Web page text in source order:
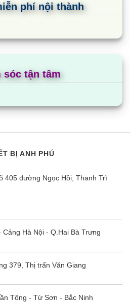
phí nội thành
sóc tận tâm
BỊ ANH PHÚ
405 đường Ngọc Hồi, Thanh Trì
Cảng Hà Nội - Q.Hai Bà Trưng
379, Thị trấn Văn Giang
Tông - Từ Sơn - Bắc Ninh